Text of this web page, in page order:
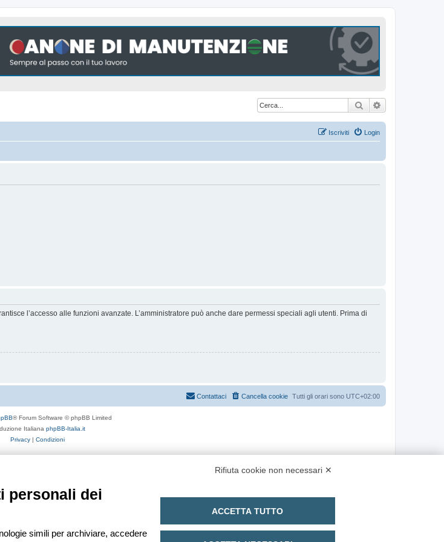
Cerca
Login
Iscriviti
l’accesso alle funzioni avanzate. L’amministratore può anche dare permessi speciali agli utenti. Prima di
Tutti gli orari sono UTC+02:00
Cancella cookie
Contattaci
® Forum Software © phpBB Limited
Italiana phpBB-Italia.it
Privacy | Condizioni
Rifiuta cookie non necessari ✕
personali dei
simili per archiviare, accedere
ACCETTA TUTTO